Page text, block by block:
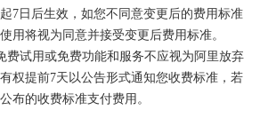
7日后生效，如您不同意变更后的费用标准
用将视为同意并接受变更后费用标准。
试用或免费功能和服务不应视为阿里放弃
权提前7天以公告形式通知您收费标准，若
布的收费标准支付费用。